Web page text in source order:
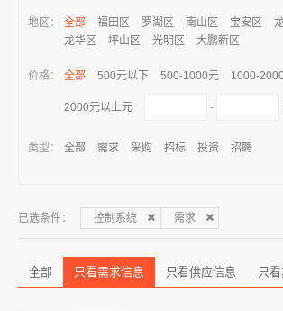
地区： 全部 福田区 罗湖区 南山区 宝安区
龙华区
坪山区 光明区 大鹏新区
价格： 全部 500元以下 500-1000元 1000-
2000元以上元 -
类型： 全部 需求 采购 招标 投资 招聘
已选条件： 控制系统 需求
全部 只看需求信息 只看供应信息 只